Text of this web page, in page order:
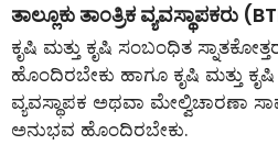
ತಾಲ್ಲೂಕು ತಾಂತ್ರಿಕ ವ್ಯವಸ್ಥಾಪಕರು
ಕೃಷಿ ಮತ್ತು ಕೃಷಿ ಸಂಬಂಧಿತ
ಹೊಂದಿರಬೇಕು ಹಾಗೂ ಕೃಷಿ ಮತ್ತು ಕೃಷಿ
ವ್ಯವಸ್ಥಾಪಕ ಅಥವಾ ಮೇಲ್ವಿಚಾರಣಾ
ಅನುಭವ ಹೊಂದಿರಬೇಕು.